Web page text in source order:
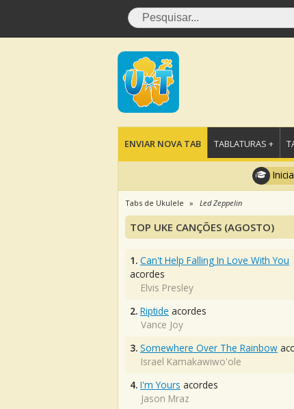
ENVIAR NOVA TAB TABLATURAS +
Tabs de Ukulele Led Zeppelin
TOP UKE CANÇÕES (AGOSTO)
1. Can't Help Falling In Love With You
acordes
Elvis Presley
2. Riptide acordes
Vance Joy
3. Somewhere Over The Rainbow
Israel Kamakawiwo'ole
4. I'm Yours acordes
Jason Mraz